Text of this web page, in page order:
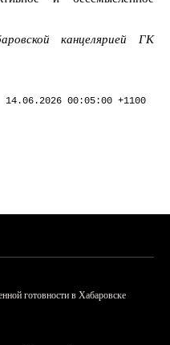
канцелярией ГК
14.06.2026 00:05:00 +1100
готовности в Хабаровске